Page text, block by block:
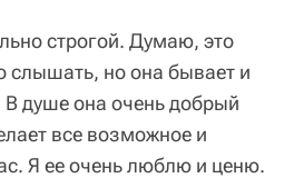
строгой. Думаю, это
слышать, но она бывает и
В душе она очень добрый
все возможное и
Я ее очень люблю и ценю.